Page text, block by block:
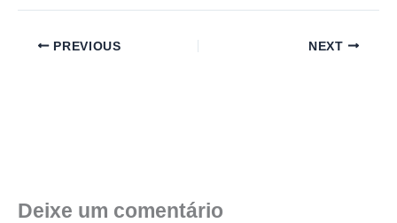
PREVIOUS NEXT
Deixe um comentário